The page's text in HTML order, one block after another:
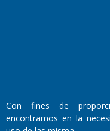
Director Periodístico:
Walter René Goñi
Con fines de
encontramos en la